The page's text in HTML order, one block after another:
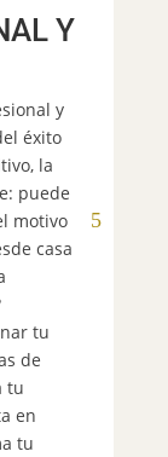
Y
y
éxito
la
puede
motivo
casa
tu
de
tu
en
tu